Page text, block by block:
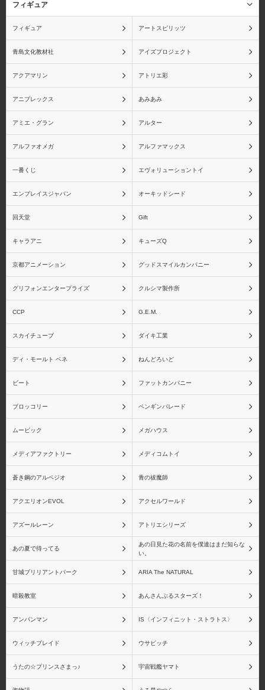
ピッコロ 孫悟飯
ドラゴンボール ギガン
ティックシリーズ
ドラゴンボール
S.H.Figuartsシリーズ
ュアーツZEROシリーズ
ドラゴンボール
BLOOD OF SAIYANSシ
竈門炭治郎
栗花落カナヲ 嘴平伊之助
胡蝶しのぶ 富岡義勇
煉獄杏寿郎 宇髄天元
フィギュア
フィギュア アートスピリッツ
青島文化教材社 アイズプロジェクト
アクアマリン アトリエ彩
アニプレックス あみあみ
アミエ・グラン アルター
アルファオメガ アルファマックス
一番くじ エヴォリューショントイ
エンブレイスジャパン オーキッドシード
回天堂 Gift
キャラアニ キューズQ
京都アニメーション グッドスマイルカンパニー
グリフォンエンタープライズ クルシマ製作所
CCP G.E.M.
スカイチューブ ダイキ工業
ディ・モールト ベネ ねんどろいど
ビート ファットカンパニー
ブロッコリー ペンギンパレード
ムービック メガハウス
メディアファクトリー メディコムトイ
蒼き鋼のアルペジオ 青の祓魔師
アクエリオンEVOL アクセルワールド
アズールレーン アトリエシリーズ
あの夏で待ってる
あの日見た花の名前を僕達はまだ知らな
い。
甘城ブリリアントパーク ARIA The NATURAL
暗殺教室 あんさんぶるスターズ！
アンパンマン IS〈インフィニット・ストラトス〉
ウィッチブレイド ウサビッチ
うたの☆プリンスさまっ♪ 宇宙戦艦ヤマト